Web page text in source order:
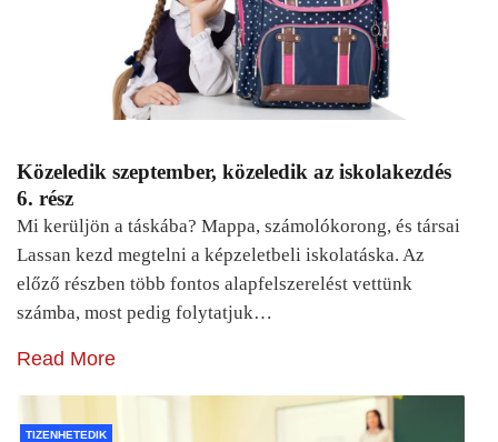
Közeledik szeptember, közeledik az iskolakezdés
6. rész
Mi kerüljön a táskába? Mappa, számolókorong, és társai
Lassan kezd megtelni a képzeletbeli iskolatáska. Az
előző részben több fontos alapfelszerelést vettünk
számba, most pedig folytatjuk…
Read More
TIZENHETEDIK